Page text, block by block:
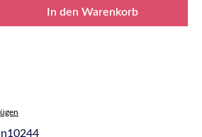
Gib den gewünschten
In den Warenkorb